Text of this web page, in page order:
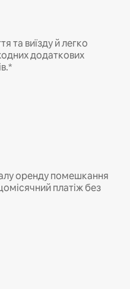
та виїзду й легко
додаткових
оренду помешкання
платіж без